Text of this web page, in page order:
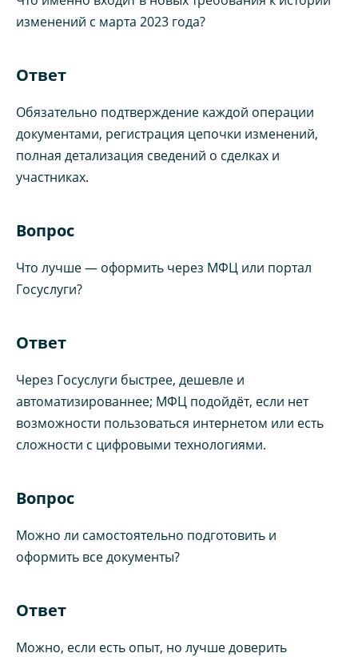
изменений с марта 2023 года?
Ответ
Обязательно подтверждение каждой операции
документами, регистрация цепочки изменений,
полная детализация сведений о сделках и
участниках.
Вопрос
Что лучше — оформить через МФЦ или портал
Госуслуги?
Ответ
Через Госуслуги быстрее, дешевле и
автоматизированнее; МФЦ подойдёт, если нет
возможности пользоваться интернетом или есть
сложности с цифровыми технологиями.
Вопрос
Можно ли самостоятельно подготовить и
оформить все документы?
Ответ
Можно, если есть опыт, но лучше доверить